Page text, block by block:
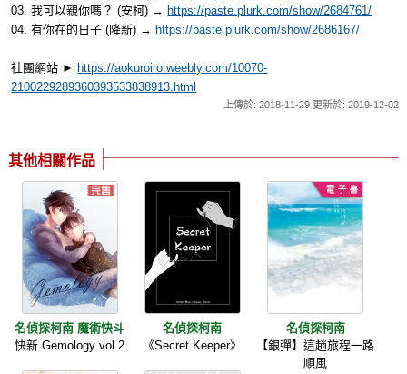
03. 我可以親你嗎？ (安柯) → https://paste.plurk.com/show/2684761/
04. 有你在的日子 (降新) → https://paste.plurk.com/show/2686167/
社團網站 ► https://aokuroiro.weebly.com/10070-
2100229289360393533838913.html
上傳於: 2018-11-29 更新於: 2019-12-02
其他相關作品
名偵探柯南 魔術快斗
快新 Gemology vol.2
名偵探柯南
《Secret Keeper》
名偵探柯南
【銀彈】這趟旅程一路
順風